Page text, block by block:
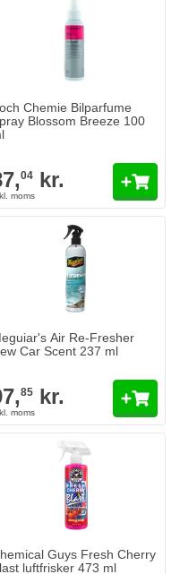
Chemie Bilparfume
Blossom Breeze 100
04 kr.
Air Re-Fresher
Car Scent 237 ml
85 kr.
Guys Fresh Cherry
luftfrisker 473 ml